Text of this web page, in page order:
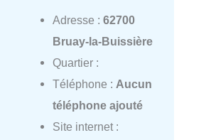
Adresse : 62700
Bruay-la-Buissière
Quartier :
Téléphone : Aucun
téléphone ajouté
Site internet :